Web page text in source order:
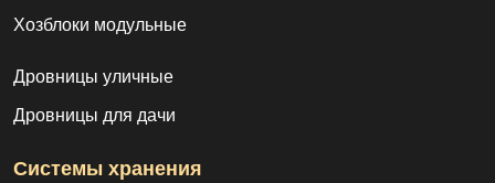
Хозблоки модульные
Дровницы уличные
Дровницы для дачи
Системы хранения